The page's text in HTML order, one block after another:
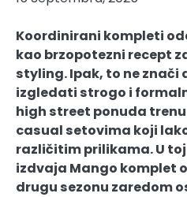
Koordinirani kompleti
kao brzopotezni recept
styling. Ipak, to ne znači
izgledati strogo i
high street ponuda
casual setovima koji
različitim prilikama. U
izdvaja Mango komplet
drugu sezonu zaredom